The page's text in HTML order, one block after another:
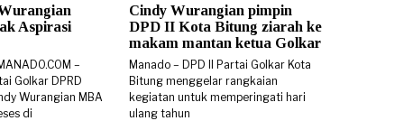
Aspirasi
–
Golkar DPRD
Wurangian MBA
di
Cindy Wurangian pimpin
DPD II Kota Bitung ziarah ke
makam mantan ketua Golkar
Manado – DPD II Partai Golkar Kota
Bitung menggelar rangkaian
kegiatan untuk memperingati hari
ulang tahun